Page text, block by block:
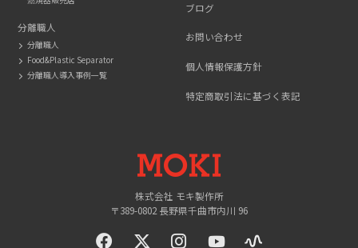
分離職人
分離職人
Food&Plastic Separator
分離職人導入事例一覧
ブログ
お問い合わせ
個人情報保護方針
特定商取引法に基づく表記
MOKI
株式会社 モキ製作所
〒389-0802 長野県千曲市内川 96